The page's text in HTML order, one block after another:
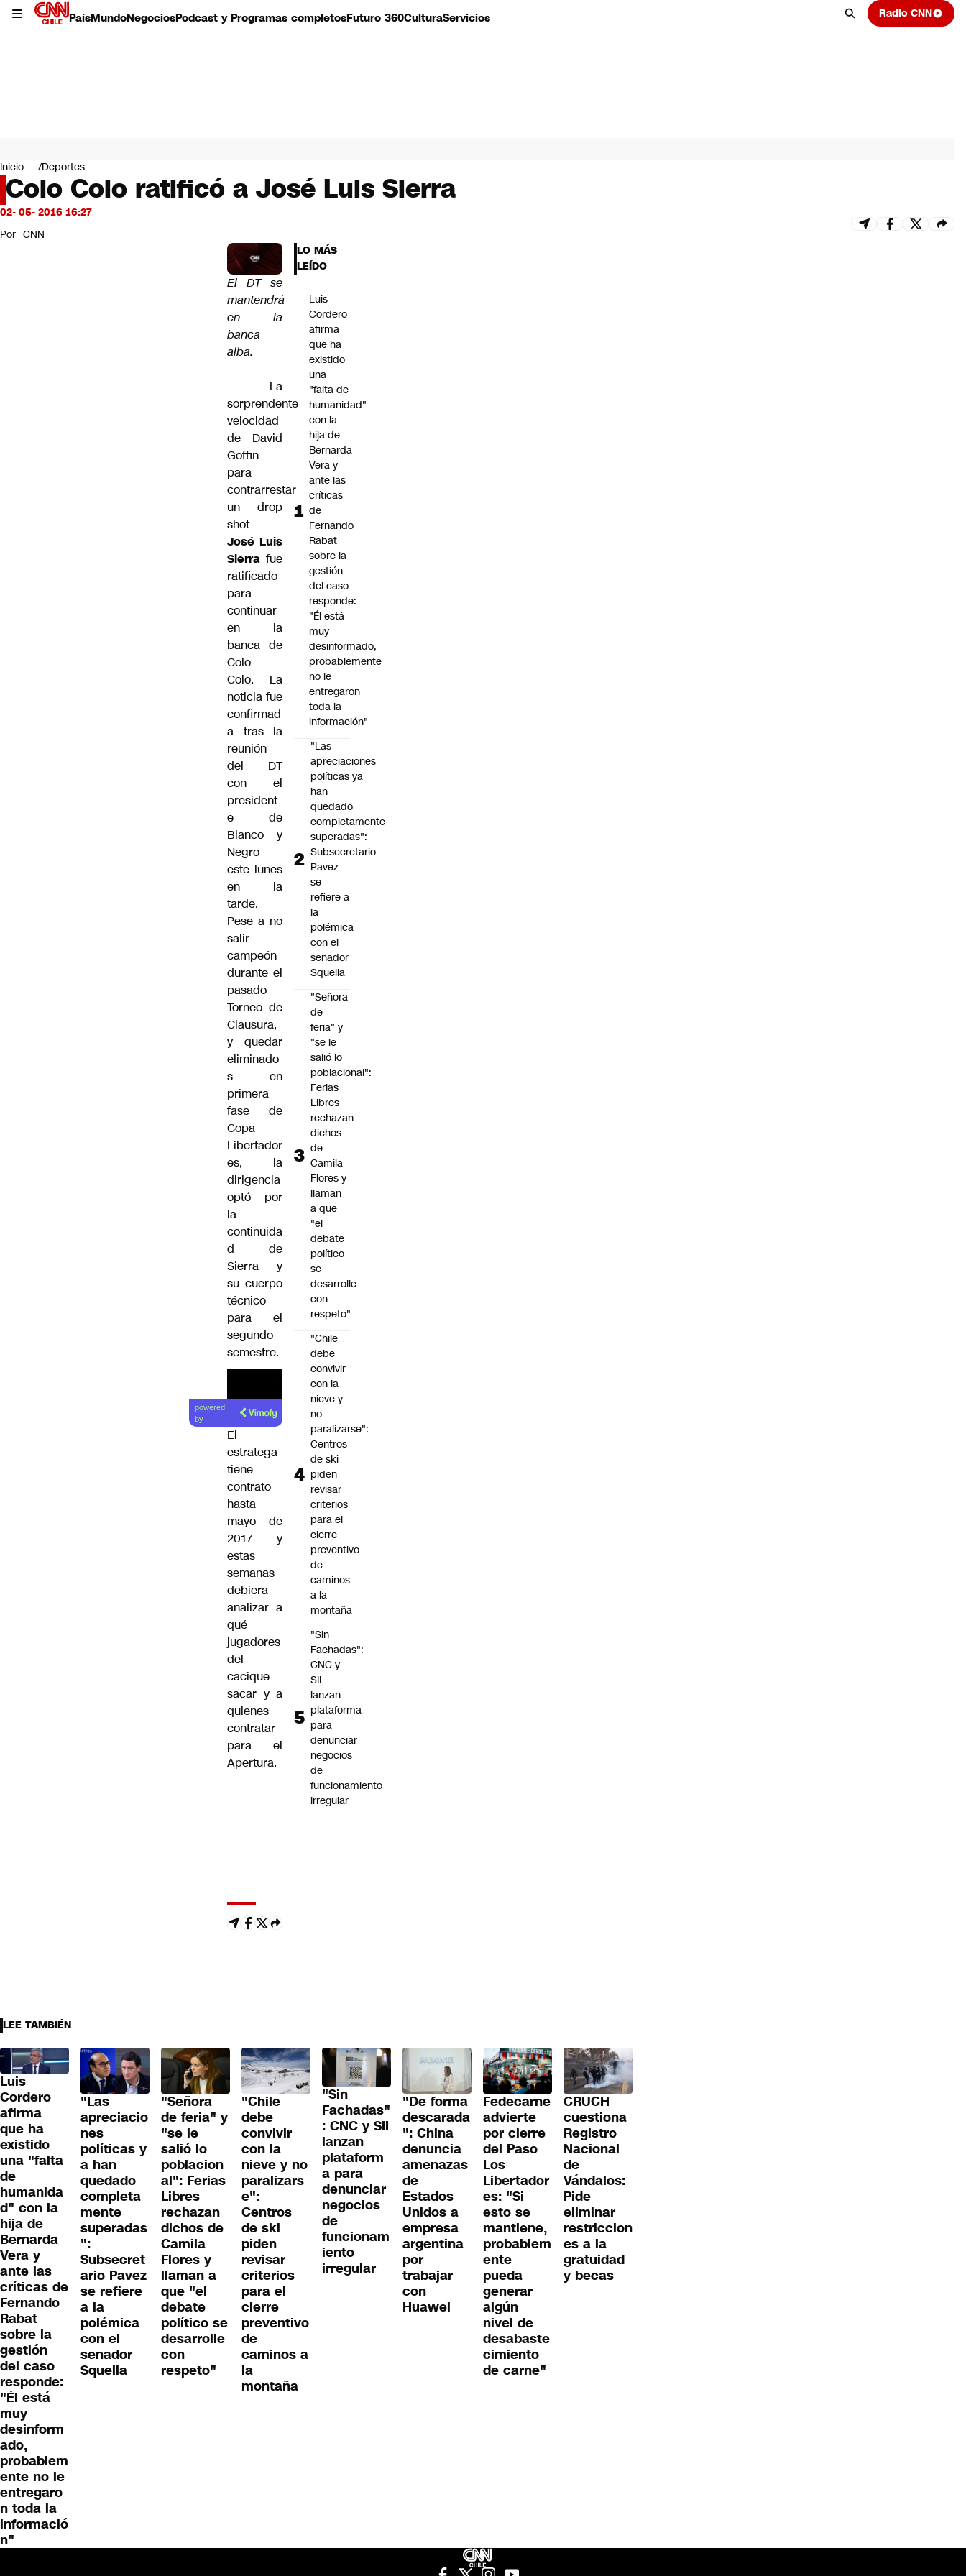
PaísMundoNegociosPodcast y Programas completosFuturo 360CulturaServicios Radio CNN
Mundo
Negocios
Deportes
Programas completos
Servicios
Inicio Deportes
Colo Colo ratificó a José Luis Sierra
02- 05- 2016 16:27
Por CNN
El DT se
mantendrá
en la
banca
alba.
– La
sorprendente
velocidad
de David
Goffin
para
contrarrestar
un drop
shot
José Luis
Sierrafue
ratificado
para
continuar
en la
banca de
Colo
Colo. La
noticia fue
confirmad
a tras la
reunión
del DT
con el
president
e de
Blanco y
Negro
este lunes
en la
tarde.
Pese a no
salir
campeón
durante el
pasado
Torneo de
Clausura,
y quedar
eliminado
s en
primera
fase de
Copa
Libertador
es, la
dirigencia
optó por
la
continuida
d de
Sierra y
su cuerpo
técnico
para el
segundo
semestre.
powered
by
El
estratega
tiene
contrato
hasta
mayo de
2017 y
estas
semanas
debiera
analizar a
qué
jugadores
del
cacique
sacar y a
quienes
contratar
para el
Apertura.
LO MÁS
LEÍDO
Luis
Cordero
afirma
que ha
existido
una
"falta de
humanidad"
con la
hija de
Bernarda
Vera y
ante las
críticas
de
Fernando
Rabat
sobre la
gestión
del caso
responde:
"Él está
muy
desinformado,
probablemente
no le
entregaron
toda la
información"
"Las
apreciaciones
políticas ya
han
quedado
completamente
superadas":
Subsecretario
Pavez
se
refiere a
la
polémica
con el
senador
Squella
"Señora
de
feria" y
"se le
salió lo
poblacional":
Ferias
Libres
rechazan
dichos
de
Camila
Flores y
llaman
a que
"el
debate
político
se
desarrolle
con
respeto"
"Chile
debe
convivir
con la
nieve y
no
paralizarse":
Centros
de ski
piden
revisar
criterios
para el
cierre
preventivo
de
caminos
a la
montaña
"Sin
Fachadas":
CNC y
SII
lanzan
plataforma
para
denunciar
negocios
de
funcionamiento
irregular
LEE TAMBIÉN
Luis
Cordero
afirma
que ha
existido
una "falta
de
humanida
d" con la
hija de
Bernarda
Vera y
ante las
críticas de
Fernando
Rabat
sobre la
gestión
del caso
responde:
"Él está
muy
desinform
ado,
probablem
ente no le
entregaro
n toda la
informació
n"
"Las
apreciacio
nes
políticas y
a han
quedado
completa
mente
superadas
":
Subsecret
ario Pavez
se refiere
a la
polémica
con el
senador
Squella
"Señora
de feria" y
"se le
salió lo
poblacion
al": Ferias
Libres
rechazan
dichos de
Camila
Flores y
llaman a
que "el
debate
político se
desarrolle
con
respeto"
"Chile
debe
convivir
con la
nieve y no
paralizars
e":
Centros
de ski
piden
revisar
criterios
para el
cierre
preventivo
de
caminos a
la
montaña
"Sin
Fachadas"
: CNC y SII
lanzan
plataform
a para
denunciar
negocios
de
funcionam
iento
irregular
"De forma
descarada
": China
denuncia
amenazas
de
Estados
Unidos a
empresa
argentina
por
trabajar
con
Huawei
Fedecarne
advierte
por cierre
del Paso
Los
Libertador
es: "Si
esto se
mantiene,
probablem
ente
pueda
generar
algún
nivel de
desabaste
cimiento
de carne"
CRUCH
cuestiona
Registro
Nacional
de
Vándalos:
Pide
eliminar
restriccion
es a la
gratuidad
y becas